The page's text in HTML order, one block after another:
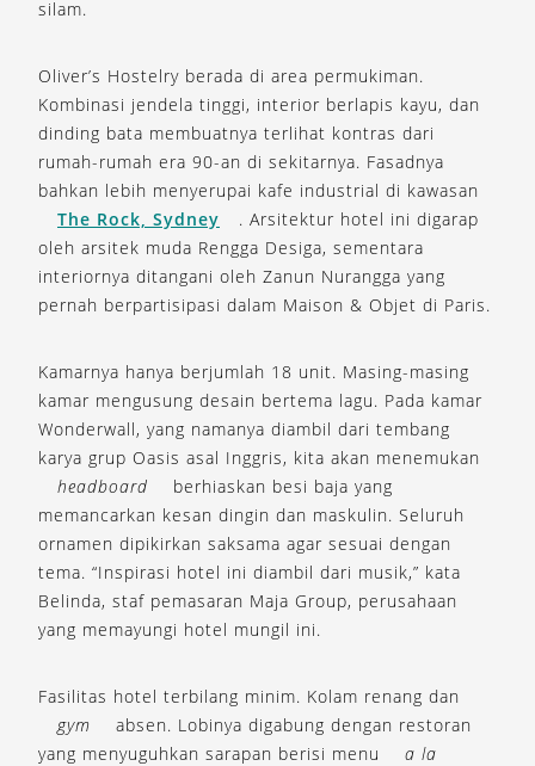
silam.
Oliver’s Hostelry berada di area permukiman.
Kombinasi jendela tinggi, interior berlapis kayu, dan
dinding bata membuatnya terlihat kontras dari
rumah-rumah era 90-an di sekitarnya. Fasadnya
bahkan lebih menyerupai kafe industrial di kawasan
The Rock, Sydney
. Arsitektur hotel ini digarap
oleh arsitek muda Rengga Desiga, sementara
interiornya ditangani oleh Zanun Nurangga yang
pernah berpartisipasi dalam Maison & Objet di Paris.
Kamarnya hanya berjumlah 18 unit. Masing-masing
kamar mengusung desain bertema lagu. Pada kamar
Wonderwall, yang namanya diambil dari tembang
karya grup Oasis asal Inggris, kita akan menemukan
headboard
berhiaskan besi baja yang
memancarkan kesan dingin dan maskulin. Seluruh
ornamen dipikirkan saksama agar sesuai dengan
tema. “Inspirasi hotel ini diambil dari musik,” kata
Belinda, staf pemasaran Maja Group, perusahaan
yang memayungi hotel mungil ini.
Fasilitas hotel terbilang minim. Kolam renang dan
gym
absen. Lobinya digabung dengan restoran
yang menyuguhkan sarapan berisi menu
a la